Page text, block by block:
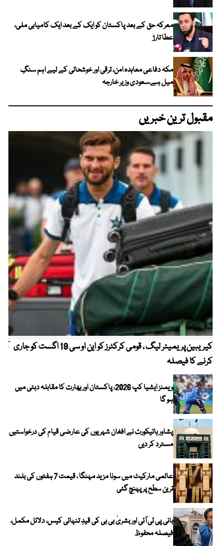
معرکہ حق کے بعد پاکستان کو ایک کے بعد ایک کامیابی ملی،
عطا تارڑ
مکہ دفاعی معاہدہ امن، ترقی اور خوشحالی کے لیے اہم سنگِ
میل ہے،سعودی وزیر خارجہ
مقبول ترین خبریں
کیریبین پریمیئر لیگ ، قومی کرکٹرز کو این او سی 19 اگست کو جاری
کرنے کا فیصلہ
ویمنز ایشیا کپ 2026، پاکستان اور بھارت کا مقابلہ دبئی میں
ہو گا
پشاور ہائیکورٹ نے افغان شہریوں کی عارضی قیام کی درخواستیں
مسترد کر دیں
عالمی مارکیٹ میں سونا مزید مہنگا ، قیمت 7 ہفتوں کی بلند
ترین سطح پر پہنچ گئی
بانی پی ٹی آئی اور بشریٰ بی بی کی قیدِ تنہائی کیس، دلائل مکمل،
فیصلہ محفوظ